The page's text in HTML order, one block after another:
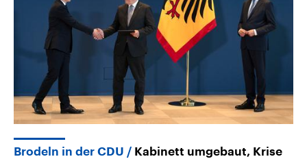
Brodeln in der CDU
Kabinett umgebaut, Krise